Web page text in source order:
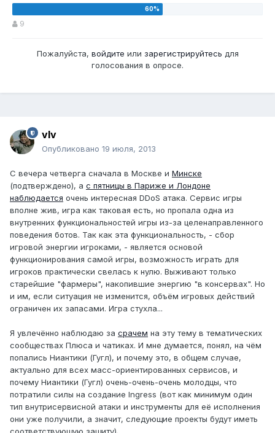
9
Пожалуйста, войдите или зарегистрируйтесь для
голосования в опросе.
vIv
Опубликовано 19 июля, 2013
С вечера четверга сначала в Москве и Минске
(подтверждено), а с пятницы в Париже и Лондоне
наблюдается очень интересная DDoS атака. Сервис игры
вполне жив, игра как таковая есть, но пропала одна из
внутренних функциональностей игры из-за целенаправленного
поведения ботов. Так как эта функциональность, - сбор
игровой энергии игроками, - является основой
функционирования самой игры, возможность играть для
игроков практически свелась к нулю. Выживают только
старейшие "фармеры", накопившие энергию "в консервах". Но
и им, если ситуация не изменится, объём игровых действий
ограничен их запасами. Игра стухла...
Я увлечённо наблюдаю за срачем на эту тему в тематических
сообществах Плюса и чатиках. И мне думается, понял, на чём
попались Ниантики (Гугл), и почему это, в общем случае,
актуально для всех масс-ориентированных сервисов, и
почему Ниантики (Гугл) очень-очень-очень молодцы, что
потратили силы на создание Ingress (вот как минимум один
тип внутрисервисной атаки и инструменты для её исполнения
они уже получили, а значит, следующие проекты будут иметь